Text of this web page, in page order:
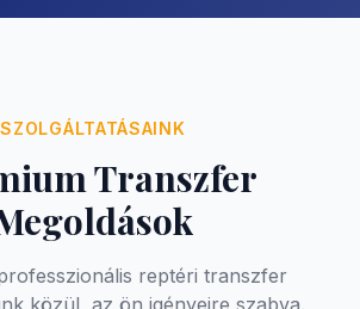
SZOLGÁLTATÁSAINK
Transzfer
reptéri transzfer
közül, az ön igényeire szabva.